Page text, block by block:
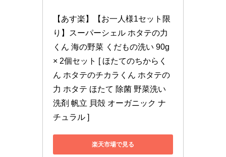
【あす楽】【お一人様1セット限
り】スーパーシェル ホタテの力
くん 海の野菜 くだもの洗い 90g
× 2個セット [ ほたてのちからく
ん ホタテのチカラくん ホタテの
力 ホタテ ほたて 除菌 野菜洗い
洗剤 帆立 貝殻 オーガニック ナ
チュラル ]
楽天市場で見る